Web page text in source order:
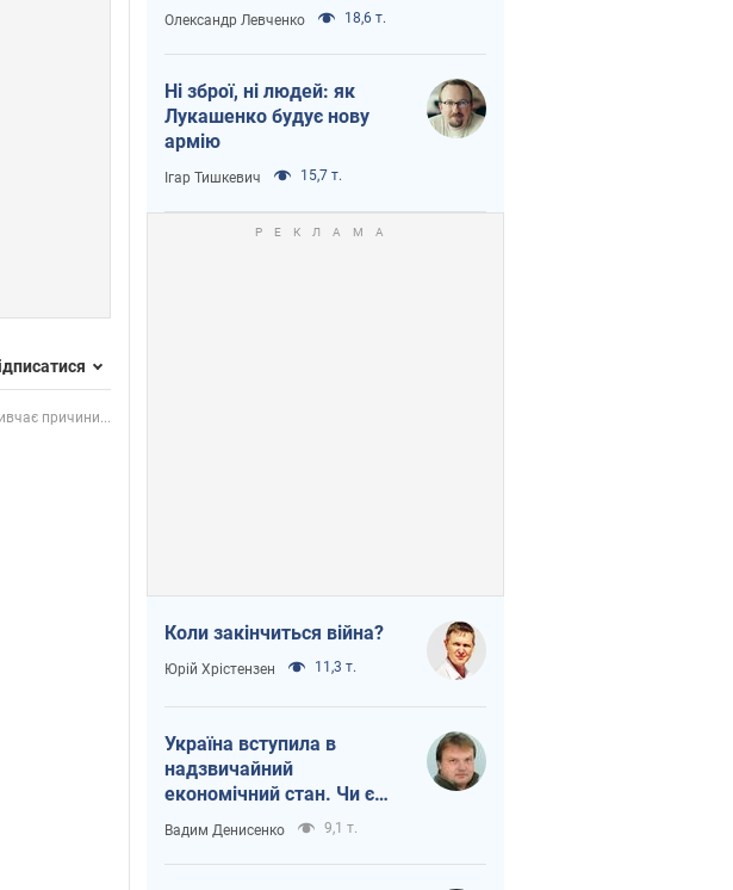
причини...
Олександр Левченко 18,6 т.
Ні зброї, ні людей: як
Лукашенко будує нову
армію
Ігар Тишкевич 15,7 т.
Коли закінчиться війна?
Юрій Хрістензен 11,3 т.
Україна вступила в
надзвичайний
економічний стан. Чи є
світло вкінці тунелю?
Вадим Денисенко 9,1 т.